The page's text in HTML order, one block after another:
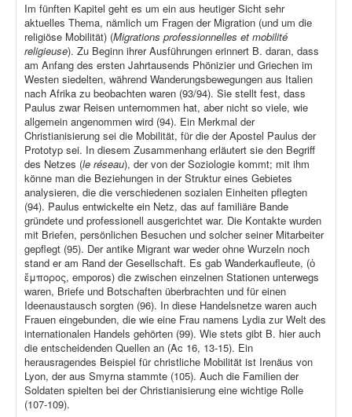
Im fünften Kapitel geht es um ein aus heutiger Sicht sehr
aktuelles Thema, nämlich um Fragen der Migration (und um die
religiöse Mobilität) (Migrations professionnelles et mobilité
religieuse). Zu Beginn ihrer Ausführungen erinnert B. daran, dass
am Anfang des ersten Jahrtausends Phönizier und Griechen im
Westen siedelten, während Wanderungsbewegungen aus Italien
nach Afrika zu beobachten waren (93/94). Sie stellt fest, dass
Paulus zwar Reisen unternommen hat, aber nicht so viele, wie
allgemein angenommen wird (94). Ein Merkmal der
Christianisierung sei die Mobilität, für die der Apostel Paulus der
Prototyp sei. In diesem Zusammenhang erläutert sie den Begriff
des Netzes (le réseau), der von der Soziologie kommt; mit ihm
könne man die Beziehungen in der Struktur eines Gebietes
analysieren, die die verschiedenen sozialen Einheiten pflegten
(94). Paulus entwickelte ein Netz, das auf familiäre Bande
gründete und professionell ausgerichtet war. Die Kontakte wurden
mit Briefen, persönlichen Besuchen und solcher seiner Mitarbeiter
gepflegt (95). Der antike Migrant war weder ohne Wurzeln noch
stand er am Rand der Gesellschaft. Es gab Wanderkaufleute, (ὁ
ἔμπορος, emporos) die zwischen einzelnen Stationen unterwegs
waren, Briefe und Botschaften überbrachten und für einen
Ideenaustausch sorgten (96). In diese Handelsnetze waren auch
Frauen eingebunden, die wie eine Frau namens Lydia zur Welt des
internationalen Handels gehörten (99). Wie stets gibt B. hier auch
die entscheidenden Quellen an (Ac 16, 13-15). Ein
herausragendes Beispiel für christliche Mobilität ist Irenäus von
Lyon, der aus Smyrna stammte (105). Auch die Familien der
Soldaten spielten bei der Christianisierung eine wichtige Rolle
(107-109).